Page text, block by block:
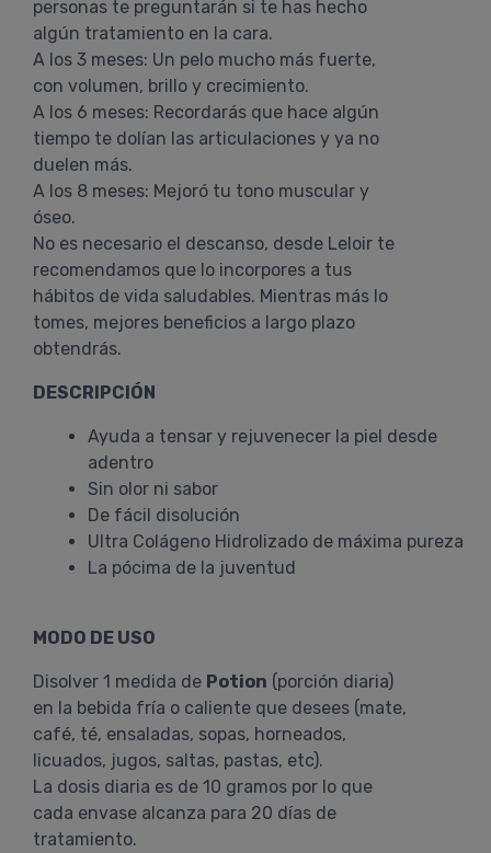
personas te preguntarán si te has hecho
algún tratamiento en la cara.
A los 3 meses: Un pelo mucho más fuerte,
con volumen, brillo y crecimiento.
A los 6 meses: Recordarás que hace algún
tiempo te dolían las articulaciones y ya no
duelen más.
A los 8 meses: Mejoró tu tono muscular y
óseo.
No es necesario el descanso, desde Leloir te
recomendamos que lo incorpores a tus
hábitos de vida saludables. Mientras más lo
tomes, mejores beneficios a largo plazo
obtendrás.
DESCRIPCIÓN
Ayuda a tensar y rejuvenecer la piel desde
adentro
Sin olor ni sabor
De fácil disolución
Ultra Colágeno Hidrolizado de máxima pureza
La pócima de la juventud
MODO DE USO
Disolver 1 medida de Potion (porción diaria)
en la bebida fría o caliente que desees (mate,
café, té, ensaladas, sopas, horneados,
licuados, jugos, saltas, pastas, etc).
La dosis diaria es de 10 gramos por lo que
cada envase alcanza para 20 días de
tratamiento.